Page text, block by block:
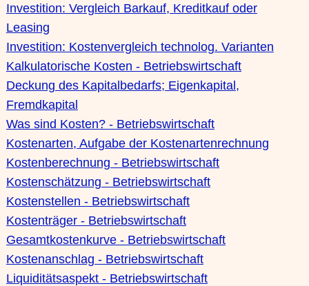
Investition: Vergleich Barkauf, Kreditkauf oder
Leasing
Investition: Kostenvergleich technolog. Varianten
Kalkulatorische Kosten - Betriebswirtschaft
Deckung des Kapitalbedarfs; Eigenkapital,
Fremdkapital
Was sind Kosten? - Betriebswirtschaft
Kostenarten, Aufgabe der Kostenartenrechnung
Kostenberechnung - Betriebswirtschaft
Kostenschätzung - Betriebswirtschaft
Kostenstellen - Betriebswirtschaft
Kostenträger - Betriebswirtschaft
Gesamtkostenkurve - Betriebswirtschaft
Kostenanschlag - Betriebswirtschaft
Liquiditätsaspekt - Betriebswirtschaft